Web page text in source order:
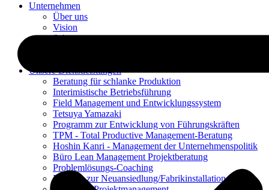
Unternehmen
Über uns
Vision
Sektoren
Unsere Dienstleistungen
Beratung für schlanke Produktion
Interimistische Betriebsführung
Field Management und Entwicklungssystem
Tetsuya Yamazaki
Programm zur Entwicklung von Führungskräften
TPM - Total Productive Management-Beratung
Hoshin Kanri - Management der Unternehmenspolitik
Büro Lean Management Projektberatung
Problemlösungs-Coaching
Projekte zur Neuansiedlung/Fabrikinstallation